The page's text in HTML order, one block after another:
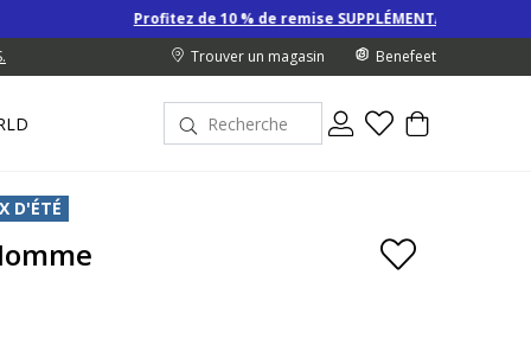
Profitez de 10 % de remise SUPPLÉMENTAIRE sur les
Trouver un magasin Benefeet
D'ÉTÉ